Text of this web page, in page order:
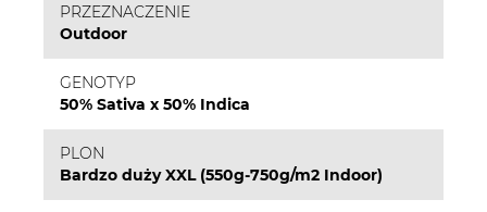
PRZEZNACZENIE
Outdoor
GENOTYP
50% Sativa x 50% Indica
PLON
Bardzo duży XXL (550g-750g/m2 Indoor)